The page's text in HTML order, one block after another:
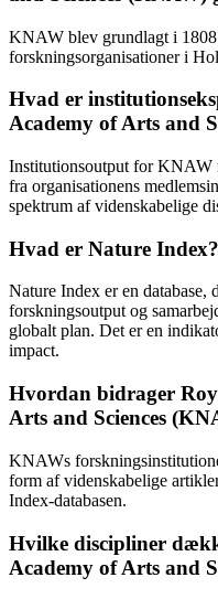
KNAW blev grundlagt i
forskningsorganisationer i
Hvad er
Academy of Arts and
Institutionsoutput for KNAW
fra organisationens
spektrum af videnskabelige
Hvad er Nature Index?
Nature Index er en database,
forskningsoutput og
globalt plan. Det er en
impact.
Hvordan bidrager
Arts and Sciences
KNAWs
form af videnskabelige
Index-databasen.
Hvilke discipliner
Academy of Arts and